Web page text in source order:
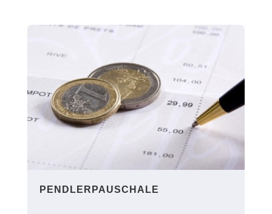
PENDLERPAUSCHALE